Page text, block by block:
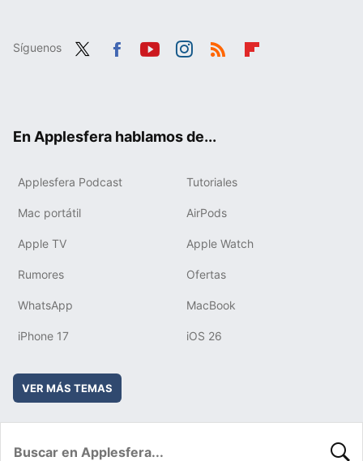
Síguenos
En Applesfera hablamos de...
Applesfera Podcast Tutoriales
Mac portátil AirPods
Apple TV Apple Watch
Rumores Ofertas
WhatsApp MacBook
iPhone 17 iOS 26
VER MÁS TEMAS